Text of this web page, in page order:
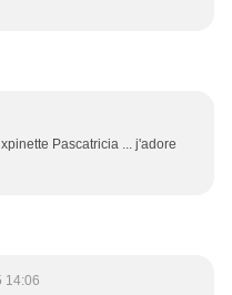
Pascatricia ... j'adore
14:06